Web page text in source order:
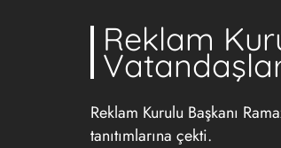
Reklam
Reklam Kurulu Başkanı
tanıtımlarına çekti.